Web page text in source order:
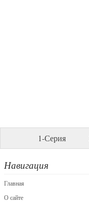
1-Серия
Навигация
Главная
О сайте